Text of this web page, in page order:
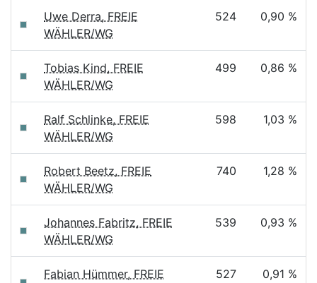
Uwe Derra, FREIE
WÄHLER/WG
524 0,90 %
Tobias Kind, FREIE
WÄHLER/WG
499 0,86 %
Ralf Schlinke, FREIE
WÄHLER/WG
598 1,03 %
Robert Beetz, FREIE
WÄHLER/WG
740 1,28 %
Johannes Fabritz, FREIE
WÄHLER/WG
539 0,93 %
Fabian Hümmer, FREIE
527 0,91 %